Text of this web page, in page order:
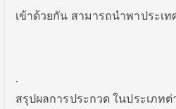
เข้าด้วยกัน สามารถนำพาประเ
.
สรุปผลการประกวด ในประเภทต่